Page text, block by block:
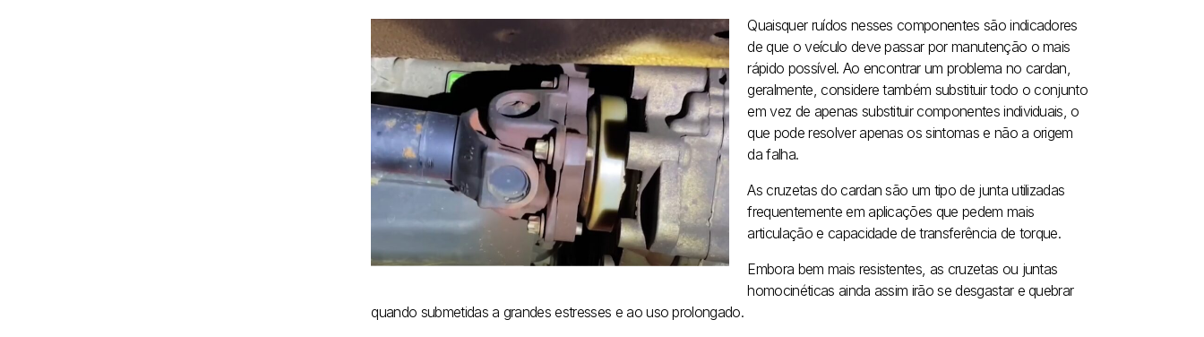
Quaisquer ruídos nesses componentes são indicadores
de que o veículo deve passar por manutenção o mais
rápido possível. Ao encontrar um problema no cardan,
geralmente, considere também substituir todo o conjunto
em vez de apenas substituir componentes individuais, o
que pode resolver apenas os sintomas e não a origem
da falha.
As cruzetas do cardan são um tipo de junta utilizadas
frequentemente em aplicações que pedem mais
articulação e capacidade de transferência de torque.
Embora bem mais resistentes, as cruzetas ou juntas
homocinéticas ainda assim irão se desgastar e quebrar
quando submetidas a grandes estresses e ao uso prolongado.